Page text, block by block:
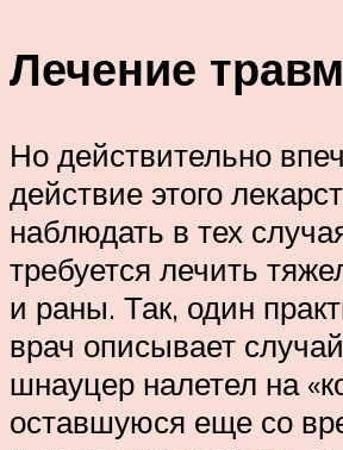
Лечение травм
Но действительно
действие этого
наблюдать в тех
требуется лечить
и раны. Так, один
врач описывает
шнауцер налетел на
оставшуюся еще со